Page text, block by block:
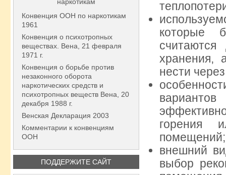
Конвенция ООН по наркотикам
1961
Конвенция о психотропных
веществах. Вена, 21 февраля
1971 г.
Конвенция о борьбе против
незаконного оборота
наркотических средств и
психотропных веществ Вена, 20
декабря 1988 г.
Венская Декларация 2003
Комментарии к конвенциям
ООН
ПОДДЕРЖИТЕ САЙТ
которые
хранения,
нести
горения
помещений;
внешний
выбор